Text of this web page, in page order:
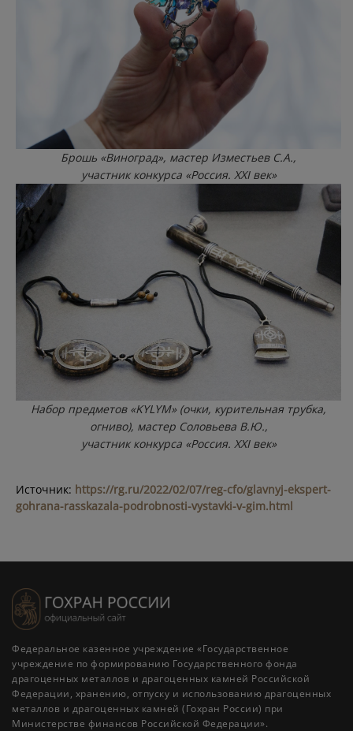
Брошь «Виноград», мастер Изместьев С.А.,
участник конкурса «Россия. XXI век»
Набор предметов «KYLYM» (очки, курительная трубка,
огниво), мастер Соловьева В.Ю.,
участник конкурса «Россия. XXI век»
Источник: https://rg.ru/2022/02/07/reg-cfo/glavnyj-ekspert-
gohrana-rasskazala-podrobnosti-vystavki-v-gim.html
Федеральное казенное учреждение «Государственное
учреждение по формированию Государственного фонда
драгоценных металлов и драгоценных камней Российской
Федерации, хранению, отпуску и использованию драгоценных
металлов и драгоценных камней (Гохран России) при
Министерстве финансов Российской Федерации».